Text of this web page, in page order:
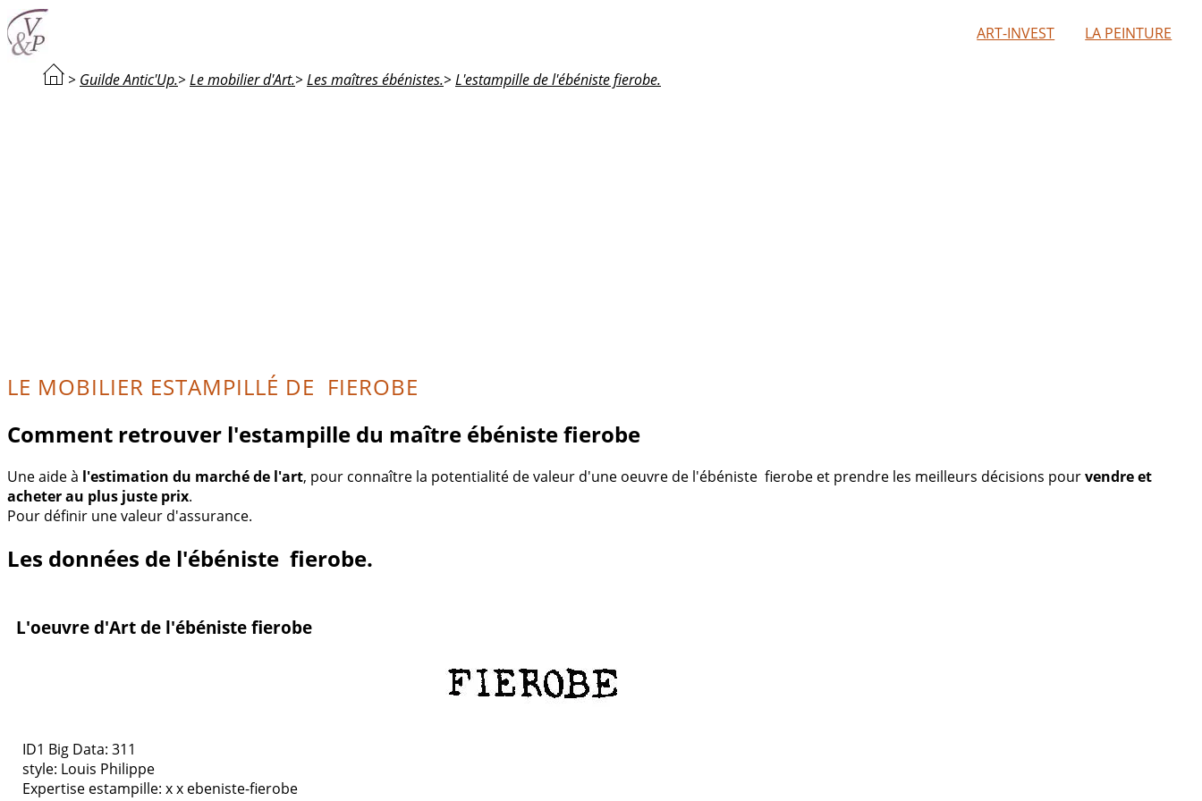
ART-INVEST LA PEINTURE
> Guilde Antic'Up.> Le mobilier d'Art.> Les maîtres ébénistes.> L'estampille de l'ébéniste fierobe.
LE MOBILIER ESTAMPILLÉ DE FIEROBE
Comment retrouver l'estampille du maître ébéniste fierobe
Une aide à l'estimation du marché de l'art, pour connaître la potentialité de valeur d'une oeuvre de l'ébéniste fierobe et prendre les meilleurs décisions pourvendre et
acheter au plus juste prix.
Pour définir une valeur d'assurance.
Les données de l'ébéniste fierobe.
L'oeuvre d'Art de l'ébéniste fierobe
ID1 Big Data: 311
style: Louis Philippe
Expertise estampille: x x ebeniste-fierobe